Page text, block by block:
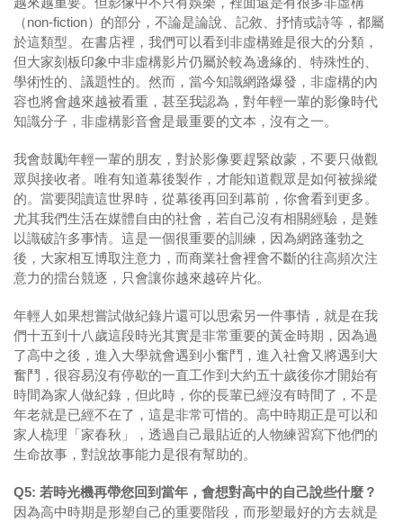
（non-fiction）的部分，不論是論說、記敘、抒情或詩等，都屬
於這類型。在書店裡，我們可以看到非虛構雖是很大的分類，
但大家刻板印象中非虛構影片仍屬於較為邊緣的、特殊性的、
學術性的、議題性的。然而，當今知識網路爆發，非虛構的內
容也將會越來越被看重，甚至我認為，對年輕一輩的影像時代
知識分子，非虛構影音會是最重要的文本，沒有之一。
我會鼓勵年輕一輩的朋友，對於影像要趕緊啟蒙，不要只做觀
眾與接收者。唯有知道幕後製作，才能知道觀眾是如何被操縱
的。當要閱讀這世界時，從幕後再回到幕前，你會看到更多。
尤其我們生活在媒體自由的社會，若自己沒有相關經驗，是難
以識破許多事情。這是一個很重要的訓練，因為網路蓬勃之
後，大家相互博取注意力，而商業社會裡會不斷的往高頻次注
意力的擂台競逐，只會讓你越來越碎片化。
年輕人如果想嘗試做紀錄片還可以思索另一件事情，就是在我
們十五到十八歲這段時光其實是非常重要的黃金時期，因為過
了高中之後，進入大學就會遇到小奮鬥，進入社會又將遇到大
奮鬥，很容易沒有停歇的一直工作到大約五十歲後你才開始有
時間為家人做紀錄，但此時，你的長輩已經沒有時間了，不是
年老就是已經不在了，這是非常可惜的。高中時期正是可以和
家人梳理「家春秋」，透過自己最貼近的人物練習寫下他們的
生命故事，對說故事能力是很有幫助的。
Q5: 若時光機再帶您回到當年，會想對高中的自己說些什麼？
因為高中時期是形塑自己的重要階段，而形塑最好的方去就是